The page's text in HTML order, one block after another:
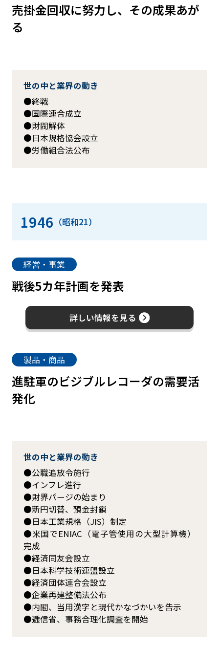
売掛金回収に努力し、その成果あが
る
世の中と業界の動き
終戦
国際連合成立
財閥解体
日本規格協会設立
労働組合法公布
1946 （昭和21）
経営・事業
戦後5カ年計画を発表
詳しい情報を見る
製品・商品
進駐軍のビジブルレコーダの需要活
発化
世の中と業界の動き
公職追放令施行
インフレ進行
財界パージの始まり
新円切替、預金封鎖
日本工業規格（JIS）制定
米国でENIAC（電子管使用の大型計算機）
完成
経済同友会設立
日本科学技術連盟設立
経済団体連合会設立
企業再建整備法公布
内閣、当用漢字と現代かなづかいを告示
逓信省、事務合理化調査を開始